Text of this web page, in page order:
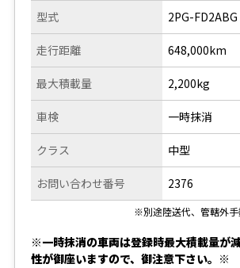
型式
走行距離
2PG-FD2ABG
648,000km
最大積載量
車検
クラス
お問い合わせ番号
2,200kg
一時抹消
中型
2376
※別途陸送代、管轄外
※一時抹消の車両は登録時最大積載量が
性が御座いますので、御注意下さい。※